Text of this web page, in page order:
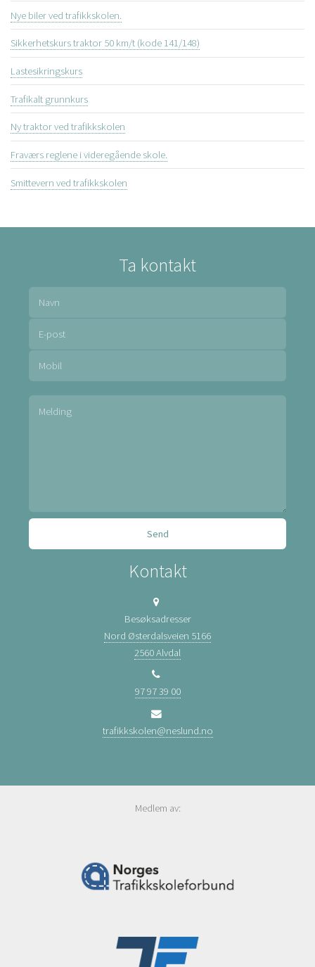
Nye biler ved trafikkskolen.
Sikkerhetskurs traktor 50 km/t (kode 141/148)
Lastesikringskurs
Trafikalt grunnkurs
Ny traktor ved trafikkskolen
Fraværs reglene i videregående skole.
Smittevern ved trafikkskolen
Ta kontakt
Kontakt
Besøksadresser
Nord Østerdalsveien 5166
2560 Alvdal
97 97 39 00
trafikkskolen@neslund.no
Medlem av: